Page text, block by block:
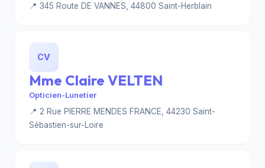
📍 345 Route DE VANNES, 44800 Saint-Herblain
CV
Mme Claire VELTEN
Opticien-Lunetier
📍 2 Rue PIERRE MENDES FRANCE, 44230 Saint-
Sébastien-sur-Loire